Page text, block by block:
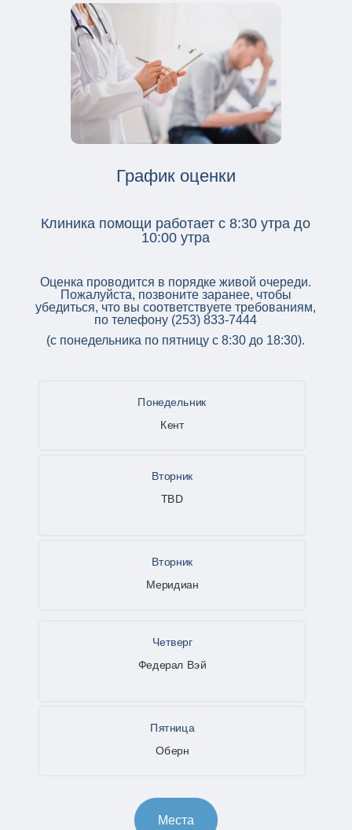
График оценки
Клиника помощи работает с 8:30 утра до
10:00 утра
Оценка проводится в порядке живой очереди.
Пожалуйста, позвоните заранее, чтобы
убедиться, что вы соответствуете требованиям,
по телефону (253) 833-7444
(с понедельника по пятницу с 8:30 до 18:30).
Понедельник
Кент
Вторник
TBD
Вторник
Меридиан
Четверг
Федерал Вэй
Пятница
Оберн
Места